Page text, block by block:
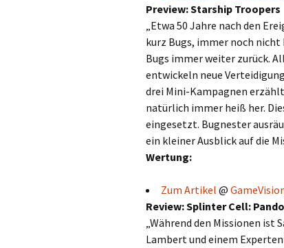
Preview: Starship Troopers
„Etwa 50 Jahre nach den
kurz Bugs, immer noch
Bugs immer weiter zurück.
entwickeln neue
drei Mini-Kampagnen
natürlich immer heiß her.
eingesetzt. Bugnester
ein kleiner Ausblick auf die
Wertung:
Zum Artikel @
Review: Splinter Cell:
„Während den Missionen ist
Lambert und einem